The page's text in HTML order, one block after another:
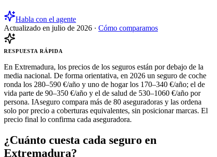
Habla con el agente
Actualizado en julio de 2026 · Cómo comparamos
RESPUESTA RÁPIDA
En Extremadura, los precios de los seguros están por debajo de la
media nacional. De forma orientativa, en 2026 un seguro de coche
ronda los 280–590 €/año y uno de hogar los 170–340 €/año; el de
vida parte de 90–350 €/año y el de salud de 530–1060 €/año por
persona. IAseguro compara más de 80 aseguradoras y las ordena
solo por precio a coberturas equivalentes, sin posicionar marcas. El
precio final lo confirma cada aseguradora.
¿Cuánto cuesta cada seguro en
Extremadura?